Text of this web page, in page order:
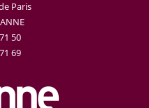
Paris
50
69